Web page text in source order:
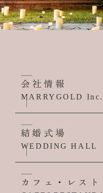
会社情報
MARRYGOLD Inc.
結婚式場
WEDDING HALL
カフェ・レスト